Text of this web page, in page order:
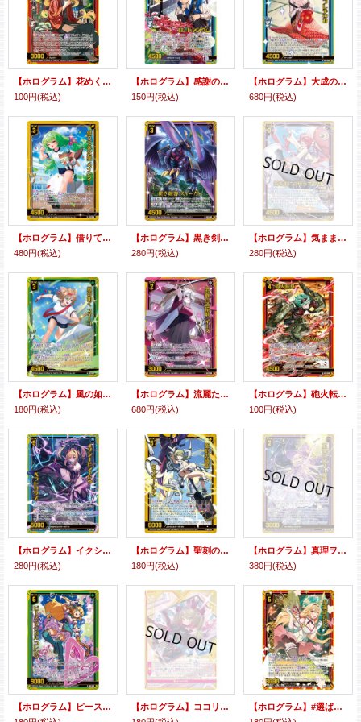
【ホログラム】花めく英傑 アレキサンダー
100円(税込)
【ホログラム】感謝のしるし ローレンシウム
150円(税込)
【ホログラム】大成の未来 フレデリカ
680円(税込)
【ホログラム】借りてきた猫 メインクーン
480円(税込)
【ホログラム】黒き剣客 ズィーガー
280円(税込)
【ホログラム】気ままにのぼって ネイ
280円(税込)
【ホログラム】風の如く フィーユ
180円(税込)
【ホログラム】流麗たる腕前 イース
680円(税込)
【ホログラム】砲火転身 タンクハート
100円(税込)
【ホログラム】イクシードシャドウ ベラトリクス
280円(税込)
【ホログラム】聖刻の輝聖 ラスダーシャン
180円(税込)
【ホログラム】真理ヲ秘スル魔眼 シジールマ
380円(税込)
【ホログラム】ピース・マジカル コレンゲ
【ホログラム】ココリーネWAVE
【ホログラム】#選ばれたい プシュケちゃん